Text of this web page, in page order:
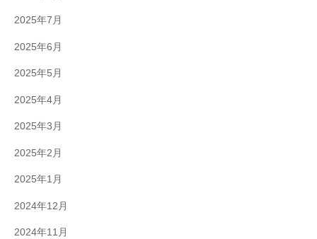
2025年7月
2025年6月
2025年5月
2025年4月
2025年3月
2025年2月
2025年1月
2024年12月
2024年11月